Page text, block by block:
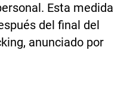
Esta medida
del final del
anunciado por